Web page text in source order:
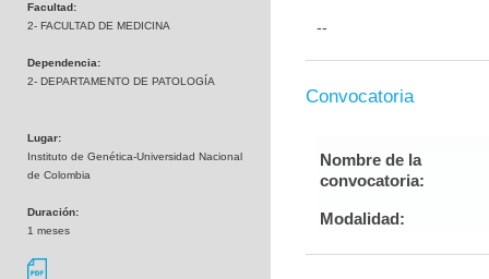
Facultad:
2- FACULTAD DE MEDICINA
Dependencia:
2- DEPARTAMENTO DE PATOLOGÍA
Lugar:
Instituto de Genética-Universidad Nacional
de Colombia
Duración:
1 meses
--
Convocatoria
Nombre de la
convocatoria:
Modalidad: